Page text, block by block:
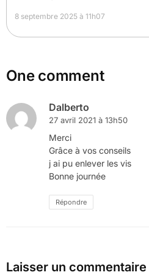
8 septembre 2025 à 11h07
One comment
Dalberto
27 avril 2021 à 13h50
Merci
Grâce à vos conseils
j ai pu enlever les vis
Bonne journée
Répondre
Laisser un commentaire